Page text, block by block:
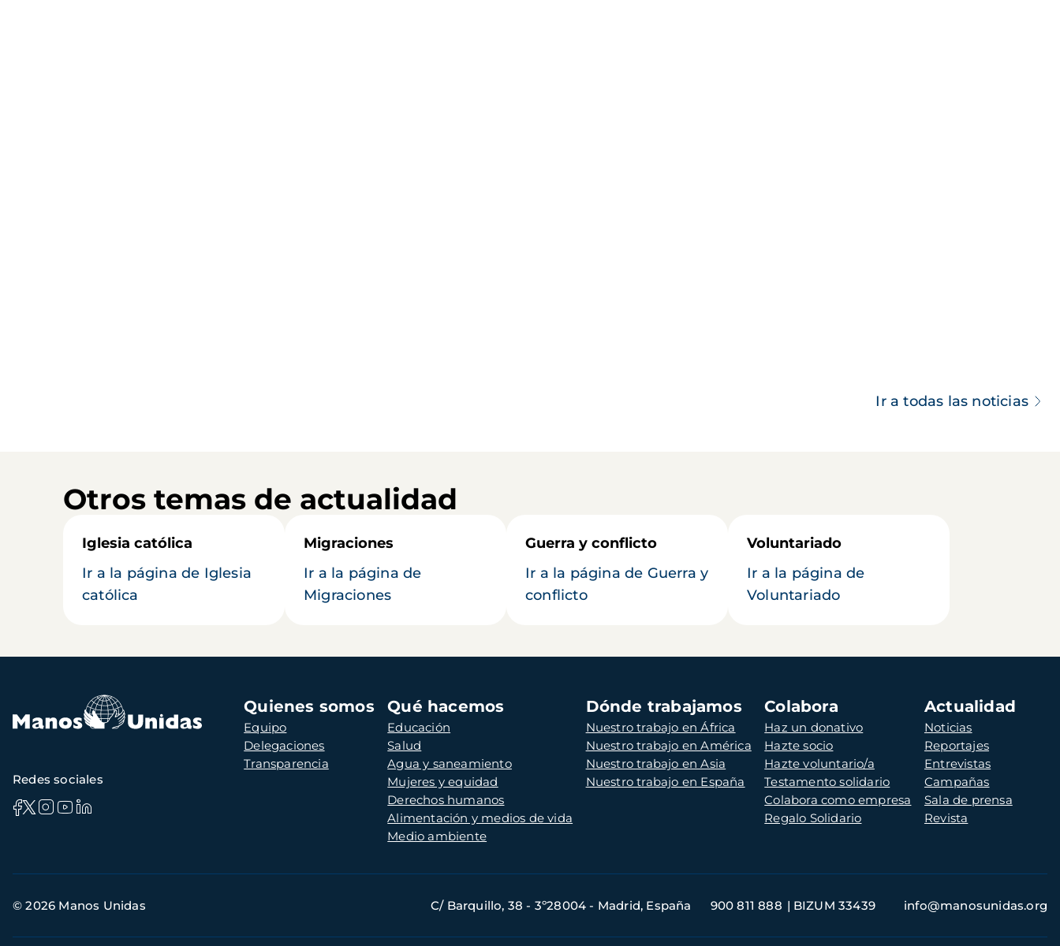
Ir a todas las noticias
Otros temas de actualidad
Iglesia católica
Ir a la página de Iglesia
católica
Migraciones
Ir a la página de
Migraciones
Guerra y conflicto
Ir a la página de Guerra y
conflicto
Voluntariado
Ir a la página de
Voluntariado
Navegación
principal
Quienes somos
Equipo
Delegaciones
Transparencia
Qué hacemos
Educación
Salud
Agua y saneamiento
Mujeres y equidad
Derechos humanos
Alimentación y medios de vida
Medio ambiente
Dónde trabajamos
Nuestro trabajo en África
Nuestro trabajo en América
Nuestro trabajo en Asia
Nuestro trabajo en España
Colabora
Haz un donativo
Hazte socio
Hazte voluntario/a
Testamento solidario
Colabora como empresa
Regalo Solidario
Actualidad
Noticias
Reportajes
Entrevistas
Campañas
Sala de prensa
Revista
Redes sociales
de
© 2026 Manos Unidas C/ Barquillo, 38 - 3º28004 - Madrid, España 900 811 888 BIZUM 33439 info@manosunidas.org